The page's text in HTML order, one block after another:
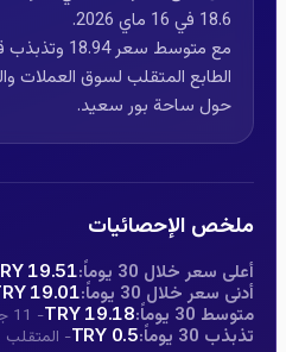
18.6 في 16 ماي 2026.
الطابع المتقلب لسوق العملات
حول ساحة بور سعيد.
ملخص الإحصائيات
أعلى سعر خلال 30 يوماً: 19.51 TRY
أدنى سعر خلال 30 يوماً: 19.01 TRY
متوسط 30 يوماً: 19.18 TRY - 11 جويلية 2026 - 6 أوت 2026
تذبذب 30 يوماً: 0.5 TRY - المتقلب